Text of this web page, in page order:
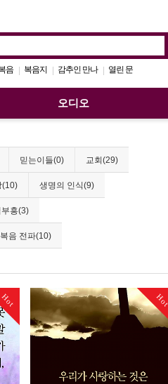
음 | 복음지 | 감추인 만나 | 열린 문
오디오
믿는이들(0) 교회(29)
(10) 생명의 인식(9)
부흥(3)
복음 전파(10)
Hot Hot